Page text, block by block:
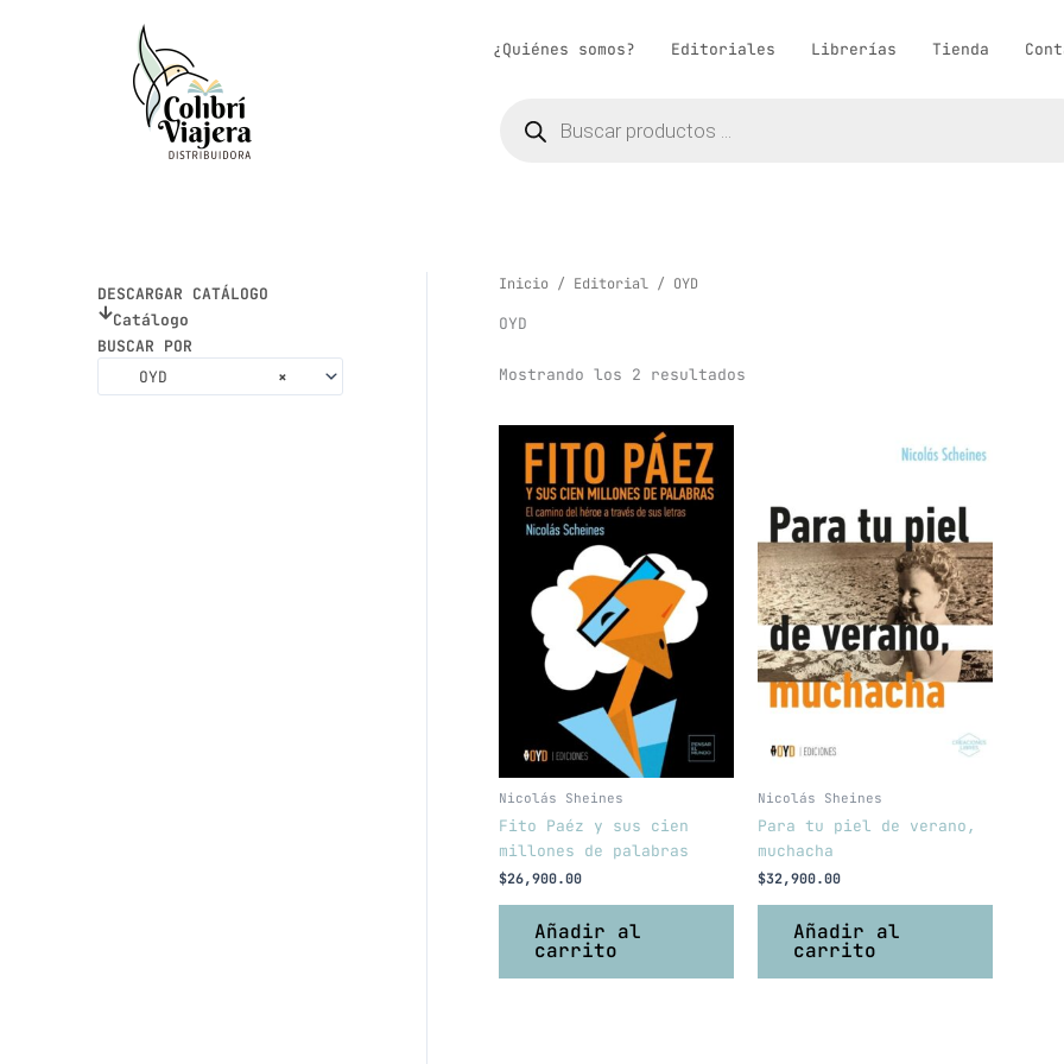
¿Quiénes somos? Editoriales Librerías Tienda
productos
DESCARGAR CATÁLOGO
Catálogo
BUSCAR POR
×
OYD
Inicio / Editorial / OYD
OYD
Mostrando los 2 resultados
Nicolás Sheines
Fito Paéz y sus cien
millones de palabras
$26,900.00
Añadir al
carrito
Nicolás Sheines
Para tu piel de verano,
muchacha
$32,900.00
Añadir al
carrito